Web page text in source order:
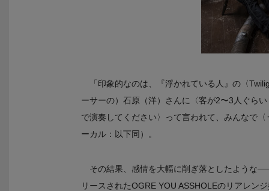
「印象的なのは、『浮かれている人』の〈
ーサーの）石原（洋）さんに〈客が2〜3人ぐら
で演奏してください〉って言われて、みんなで
ーカル：以下同）。
その結果、感情を大幅に削ぎ落としたような
リースされたOGRE YOU ASSHOLEのリアレン